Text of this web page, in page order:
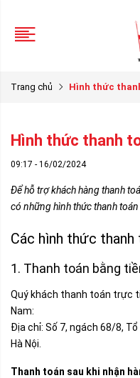
Trang chủ Hình thức
Hình thức thanh
09:17 - 16/02/2024
Để hỗ trợ khách hàng thanh
có những hình thức thanh
Các hình thức thanh
1. Thanh toán bằng
Quý khách thanh toán trực
Nam:
Địa chỉ: Số 7, ngách 68/8, Tổ
Hà Nội.
Thanh toán sau khi nhận